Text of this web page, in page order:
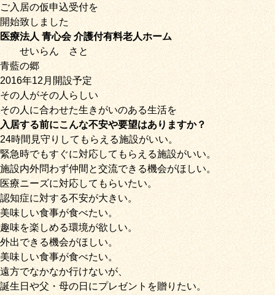
ご入居の仮申込受付を
開始致しました
医療法人 青心会 介護付有料老人ホーム
せいらんさと
青藍の郷
2016年12月開設予定
その人がその人らしい
その人に合わせた生きがいのある生活を
入居する前にこんな不安や要望はありますか？
24時間見守りしてもらえる施設がいい。
緊急時でもすぐに対応してもらえる施設がいい。
施設内外問わず仲間と交流できる機会がほしい。
医療ニーズに対応してもらいたい。
認知症に対する不安が大きい。
美味しい食事が食べたい。
趣味を楽しめる環境が欲しい。
外出できる機会がほしい。
美味しい食事が食べたい。
遠方でなかなか行けないが、
誕生日や父・母の日にプレゼントを贈りたい。